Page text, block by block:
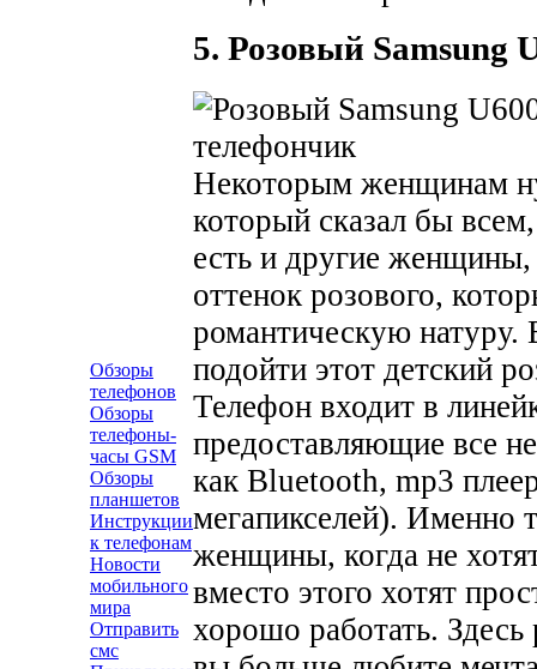
Обзоры
телефонов
Обзоры
телефоны-
часы GSM
Обзоры
планшетов
Инструкции
к телефонам
Новости
мобильного
мира
Отправить
смс
5. Розовый Samsung
Некоторым женщинам
который сказал бы
есть и другие
оттенок розового,
романтическую
подойти этот детский
Телефон входит в
предоставляющие все
как Bluetooth, mp3
мегапикселей). Именно
женщины, когда не
вместо этого хотят
хорошо работать.